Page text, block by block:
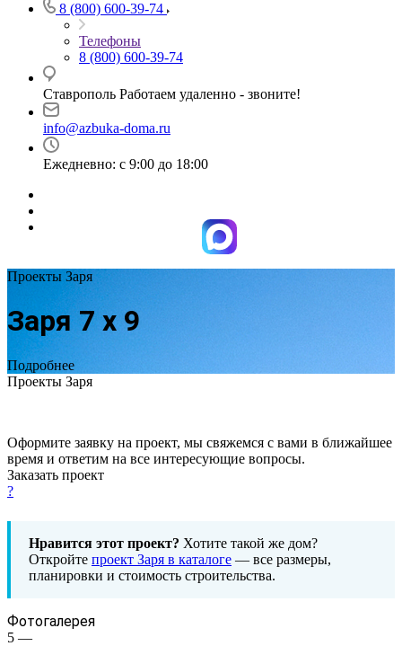
8 (800) 600-39-74
Телефоны
8 (800) 600-39-74
Ставрополь Работаем удаленно - звоните!
info@azbuka-doma.ru
Ежедневно: с 9:00 до 18:00
Проекты Заря
Заря 7 х 9
Подробнее
Проекты Заря
Оформите заявку на проект, мы свяжемся с вами в ближайшее
время и ответим на все интересующие вопросы.
Заказать проект
?
Нравится этот проект? Хотите такой же дом?
Откройте проект Заря в каталоге — все размеры,
планировки и стоимость строительства.
Фотогалерея
5 —